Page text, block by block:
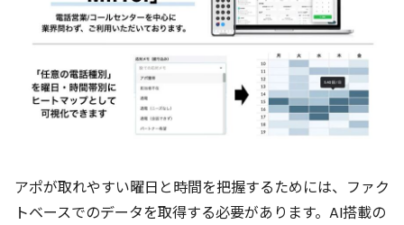
アポが取れやすい曜日と時間を把握するためには、ファク
トベースでのデータを取得する必要があります。AI搭載の